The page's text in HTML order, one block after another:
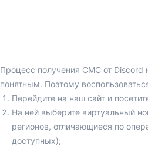
Процесс получения СМС от Discord
понятным. Поэтому
Перейдите на наш сайт и
На ней выберите виртуальный
регионов, отличающиеся по
доступных);